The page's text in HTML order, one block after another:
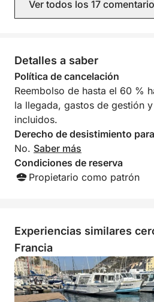
Ten en cuenta que el consumo
permite disfrutar de una
rendimiento adaptando el
Es la opción ideal para crear
en plena naturaleza corsa.
No esperes más y reserva con
Click&Boat.
segura. Además, estuvo atento a
nuestras peticiones de
Recomendamos
barco y a su capitán. Atentamente, la
tripulación, del 29 de junio al 6
de 2026
Ver todos los 17
Detalles a saber
Política de cancelación
Reembolso de hasta el 60 %
la llegada, gastos de gestión
incluidos.
Derecho de desistimiento
No. Saber más
Condiciones de reserva
Propietario como patrón
Experiencias similares
Francia